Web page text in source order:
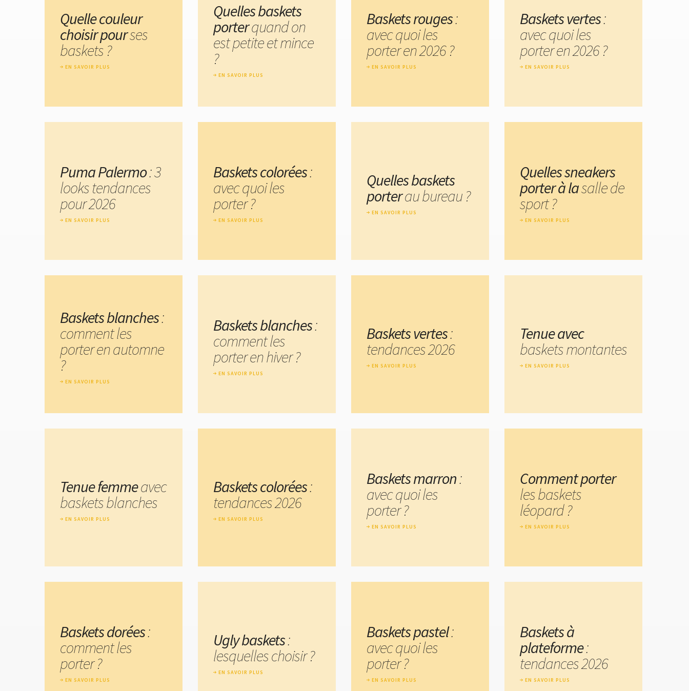
Quelle couleur
choisir pourses
baskets ?
EN SAVOIR PLUS
Quelles baskets
porterquand on
est petite et mince
?
EN SAVOIR PLUS
Baskets rouges:
avec quoi les
porter en 2026 ?
EN SAVOIR PLUS
Baskets vertes:
avec quoi les
porter en 2026 ?
EN SAVOIR PLUS
Puma Palermo: 3
looks tendances
pour 2026
EN SAVOIR PLUS
Baskets colorées:
avec quoi les
porter ?
EN SAVOIR PLUS
Quelles baskets
porterau bureau ?
EN SAVOIR PLUS
Quelles sneakers
porter à lasalle de
sport ?
EN SAVOIR PLUS
Baskets blanches:
comment les
porter en automne
?
EN SAVOIR PLUS
Baskets blanches:
comment les
porter en hiver ?
EN SAVOIR PLUS
Baskets vertes:
tendances 2026
EN SAVOIR PLUS
Tenue avec
baskets montantes
EN SAVOIR PLUS
Tenue femmeavec
baskets blanches
EN SAVOIR PLUS
Baskets colorées:
tendances 2026
EN SAVOIR PLUS
Baskets marron:
avec quoi les
porter ?
EN SAVOIR PLUS
Comment porter
les baskets
léopard ?
EN SAVOIR PLUS
Baskets dorées:
comment les
porter ?
EN SAVOIR PLUS
Ugly baskets:
lesquelles choisir ?
EN SAVOIR PLUS
Baskets pastel:
avec quoi les
porter ?
EN SAVOIR PLUS
Baskets à
plateforme:
tendances 2026
EN SAVOIR PLUS